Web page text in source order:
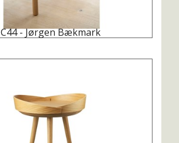
C44 - Jørgen Bækmark